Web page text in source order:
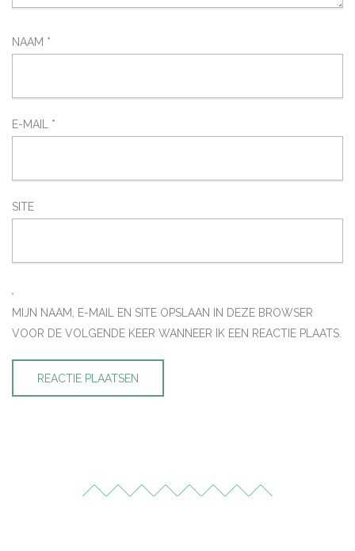
NAAM *
E-MAIL *
SITE
MIJN NAAM, E-MAIL EN SITE OPSLAAN IN DEZE BROWSER
VOOR DE VOLGENDE KEER WANNEER IK EEN REACTIE PLAATS.